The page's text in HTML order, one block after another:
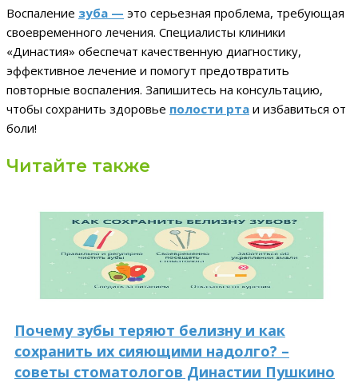
Воспаление зуба — это серьезная проблема, требующая
своевременного лечения. Специалисты клиники
«Династия» обеспечат качественную диагностику,
эффективное лечение и помогут предотвратить
повторные воспаления. Запишитесь на консультацию,
чтобы сохранить здоровье полости рта и избавиться от
боли!
Читайте также
Почему зубы теряют белизну и как
сохранить их сияющими надолго? –
советы стоматологов Династии Пушкино